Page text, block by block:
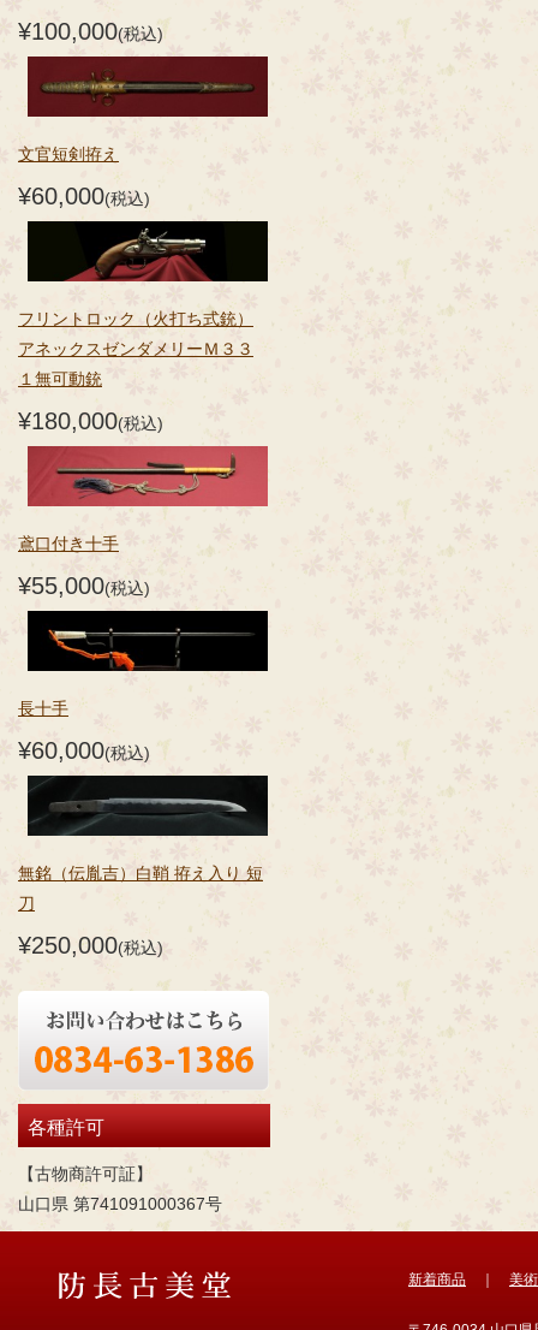
¥100,000(税込)
文官短剣拵え
¥60,000(税込)
フリントロック（火打ち式銃）
アネックスゼンダメリーＭ３３
１無可動銃
¥180,000(税込)
鳶口付き十手
¥55,000(税込)
長十手
¥60,000(税込)
無銘（伝胤吉）白鞘 拵え入り 短
刀
¥250,000(税込)
各種許可
【古物商許可証】
山口県 第741091000367号
新着商品 美